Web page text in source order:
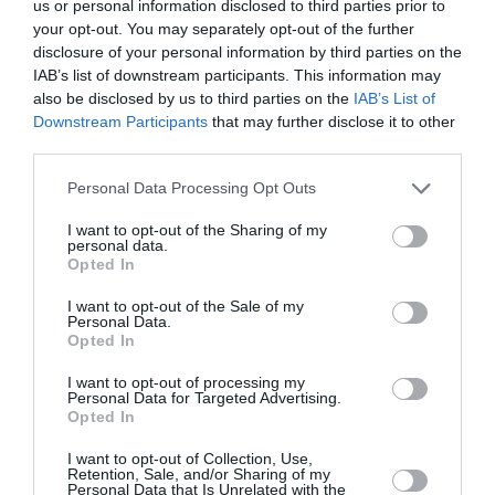
us or personal information disclosed to third parties prior to
your opt-out. You may separately opt-out of the further
disclosure of your personal information by third parties on the
IAB’s list of downstream participants. This information may
also be disclosed by us to third parties on the IAB’s List of
Downstream Participants that may further disclose it to other
Personal Data Processing Opt Outs
I want to opt-out of the Sharing of my
personal data.
Opted In
I want to opt-out of the Sale of my
Personal Data.
Opted In
I want to opt-out of processing my
Personal Data for Targeted Advertising.
Opted In
I want to opt-out of Collection, Use,
Retention, Sale, and/or Sharing of my
Personal Data that Is Unrelated with the
Newsletter
Κάθε βδομάδα στο e-mail σας τα τελευταία νέα για
την Τέχνη και τον Πολιτισμό!
Ακολουθήστε το Culturenow.gr